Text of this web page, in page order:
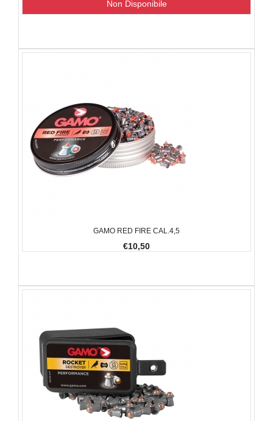
Non Disponibile
GAMO RED FIRE CAL.4,5
€10,50